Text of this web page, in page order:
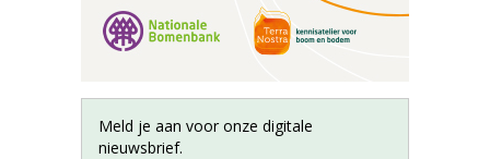
Meld je aan voor onze digitale
nieuwsbrief.